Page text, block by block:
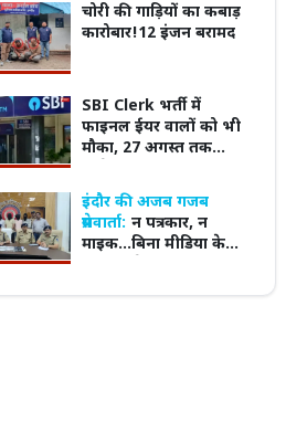
MP में विद्यार्थियों के मानसिक स्वास्थ्य पर बनेगी
नई नीति, हर स्कूल-कॉलेज में होंगे काउंसलर
चोरी की गाड़ियों का कबाड़
कारोबार!12 इंजन बरामद
SBI Clerk भर्ती में
फाइनल ईयर वालों को भी
मौका, 27 अगस्त तक
इंदौर की अजब गजब
प्रेसवार्ता: न पत्रकार, न
माइक...बिना मीडिया के